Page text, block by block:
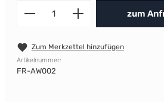
Produktzum
Zum Merkzettel hinzufügen
Artikelnummer:
FR-AW002